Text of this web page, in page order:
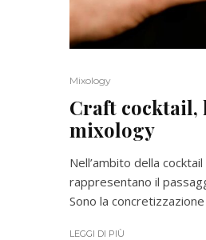
Mixology
Craft cocktail,
mixology
Nell’ambito della
rappresentano il
Sono la
LEGGI DI PIÙ